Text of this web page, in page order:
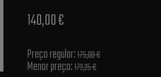
140,00 €
Preço regular:175,00 €
Menor preço:172,25 €